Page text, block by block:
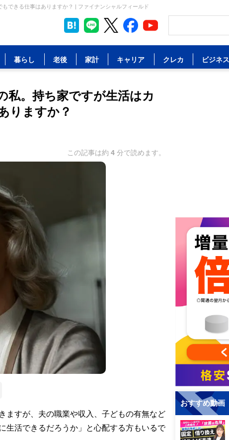
できる仕事はありますか？ | ファイナンシャルフィールド
暮らし 老後 家計 キャリア クレカ ビジネス
私。持ち家ですが生活はカ
りますか？
この記事は約 4 分で読めます。
ますが、夫の職業や収入、子どもの有無など
生活できるだろうか」と心配する方もいるで
おすすめ動画